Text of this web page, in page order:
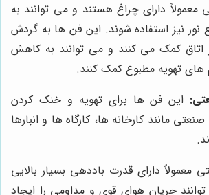
دارای چراغ هستند و می توانند به
نور نیز استفاده شوند. این فن ها به گردش
اتاق کمک می کنند و می توانند به کاهش
های تهویه مطبوع کمک کنند.
این فن ها برای تهویه و خنک کردن
مانند کارخانه ها، کارگاه ها و انبارها
دارای قدرت باددهی بسیار بالایی
جریان هوای قوی و مداومی را ایجاد